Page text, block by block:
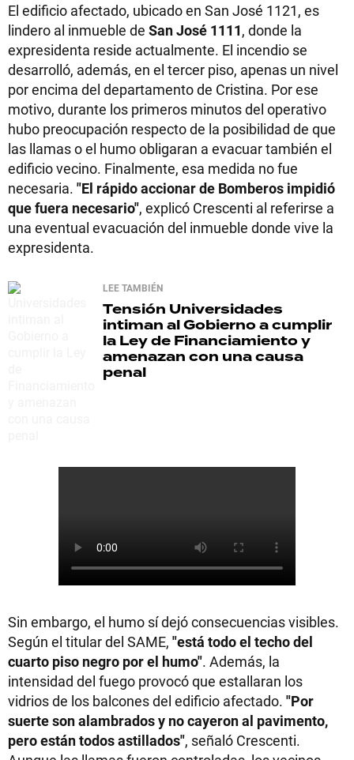
El edificio afectado, ubicado en San José 1121, es
lindero al inmueble de San José 1111, donde la
expresidenta reside actualmente. El incendio se
desarrolló, además, en el tercer piso, apenas un nivel
por encima del departamento de Cristina. Por ese
motivo, durante los primeros minutos del operativo
hubo preocupación respecto de la posibilidad de que
las llamas o el humo obligaran a evacuar también el
edificio vecino. Finalmente, esa medida no fue
necesaria. "El rápido accionar de Bomberos impidió
que fuera necesario", explicó Crescenti al referirse a
una eventual evacuación del inmueble donde vive la
expresidenta.
LEE TAMBIÉN
Tensión Universidades
intiman al Gobierno a cumplir
la Ley de Financiamiento y
amenazan con una causa
penal
Sin embargo, el humo sí dejó consecuencias visibles.
Según el titular del SAME, "está todo el techo del
cuarto piso negro por el humo". Además, la
intensidad del fuego provocó que estallaran los
vidrios de los balcones del edificio afectado. "Por
suerte son alambrados y no cayeron al pavimento,
pero están todos astillados", señaló Crescenti.